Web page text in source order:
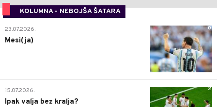
KOLUMNA - NEBOJŠA ŠATARA
0
23.07.2026.
Mesi(ja)
2
15.07.2026.
Ipak valja bez kralja?